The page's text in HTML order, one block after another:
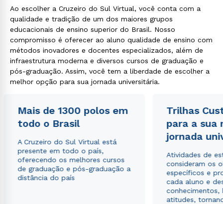
Ao escolher a Cruzeiro do Sul Virtual, você conta com a
qualidade e tradição de um dos maiores grupos
educacionais de ensino superior do Brasil. Nosso
compromisso é oferecer ao aluno qualidade de ensino com
métodos inovadores e docentes especializados, além de
infraestrutura moderna e diversos cursos de graduação e
pós-graduação. Assim, você tem a liberdade de escolher a
melhor opção para sua jornada universitária.
Mais de 1300 polos em
todo o Brasil
A Cruzeiro do Sul Virtual está
presente em todo o país,
oferecendo os melhores cursos
de graduação e pós-graduação a
distância do país
Trilhas
para a sua
jornada
Atividades de
consideram os
específicos e
cada aluno e
conhecimentos,
atitudes,